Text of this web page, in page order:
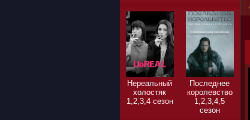
Нереальный
холостяк
1,2,3,4 сезон
Последнее
королевство
1,2,3,4,5
сезон